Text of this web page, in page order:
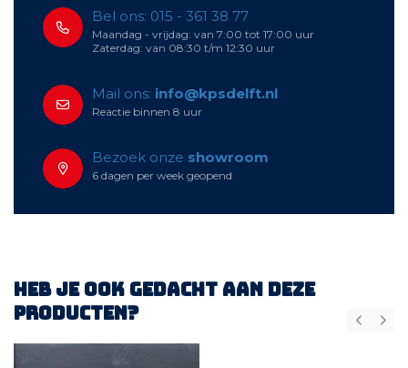
Bel ons: 015 - 361 38 77
Maandag - vrijdag: van 7:00 tot 17:00 uur
Zaterdag: van 08:30 t/m 12:30 uur
Mail ons: info@kpsdelft.nl
Reactie binnen 8 uur
Bezoek onze showroom
6 dagen per week geopend
Heb je ook gedacht aan deze
producten?